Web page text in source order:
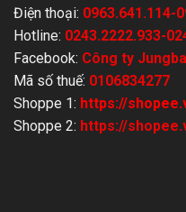
Điện thoại: 0963.641.114-
Hotline: 0243.2222.933-
Facebook: Công ty
Mã số thuế: 0106834277
Shoppe 1: https://
Shoppe 2: https://